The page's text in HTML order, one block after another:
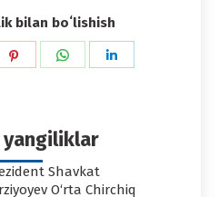
bilan boʻlishish
Share
Share
yangiliklar
Shavkat
O‘rta Chirchiq